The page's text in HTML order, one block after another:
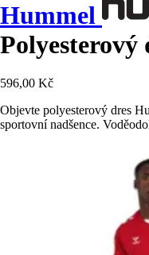
Hummel
Polyesterový
596,00 Kč
Objevte polyesterový dres
sportovní nadšence.